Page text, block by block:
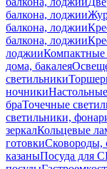
балкона, лоджии
балкона, лоджии
балкона, лоджии
лоджииКомпактные
дома, бакалея
светильники
ночники
браТочечные
светильники,
зеркалКольцевые
готовкиСковороды,
казаныПосуда для